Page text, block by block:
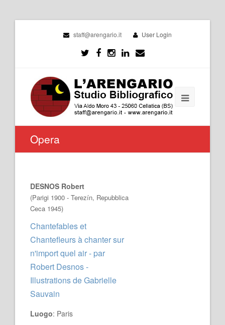
staff@arengario.it User Login
Opera
DESNOS Robert
(Parigi 1900 - Terezín, Repubblica
Ceca 1945)
Chantefables et
Chantefleurs à chanter sur
n'import quel air - par
Robert Desnos -
Illustrations de Gabrielle
Sauvain
Luogo: Paris